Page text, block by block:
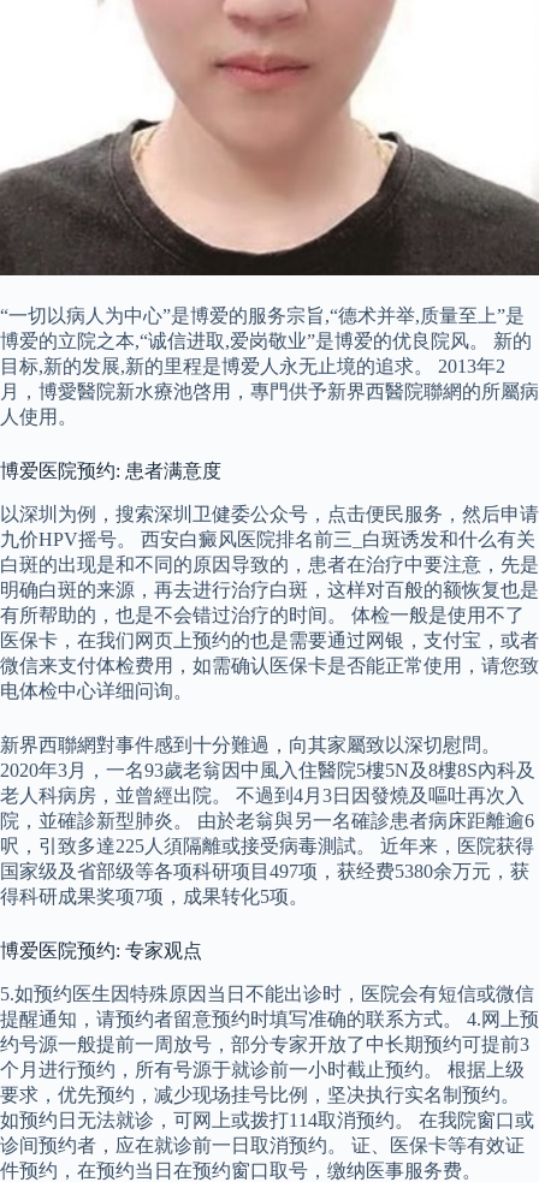
“一切以病人为中心”是博爱的服务宗旨,“德术并举,质量至上”是
博爱的立院之本,“诚信进取,爱岗敬业”是博爱的优良院风。 新的
目标,新的发展,新的里程是博爱人永无止境的追求。 2013年2
月，博愛醫院新水療池啓用，專門供予新界西醫院聯網的所屬病
人使用。
博爱医院预约: 患者满意度
以深圳为例，搜索深圳卫健委公众号，点击便民服务，然后申请
九价HPV摇号。 西安白癜风医院排名前三_白斑诱发和什么有关
白斑的出现是和不同的原因导致的，患者在治疗中要注意，先是
明确白斑的来源，再去进行治疗白斑，这样对百般的额恢复也是
有所帮助的，也是不会错过治疗的时间。 体检一般是使用不了
医保卡，在我们网页上预约的也是需要通过网银，支付宝，或者
微信来支付体检费用，如需确认医保卡是否能正常使用，请您致
电体检中心详细问询。
新界西聯網對事件感到十分難過，向其家屬致以深切慰問。
2020年3月，一名93歲老翁因中風入住醫院5樓5N及8樓8S內科及
老人科病房，並曾經出院。 不過到4月3日因發燒及嘔吐再次入
院，並確診新型肺炎。 由於老翁與另一名確診患者病床距離逾6
呎，引致多達225人須隔離或接受病毒測試。 近年来，医院获得
国家级及省部级等各项科研项目497项，获经费5380余万元，获
得科研成果奖项7项，成果转化5项。
博爱医院预约: 专家观点
5.如预约医生因特殊原因当日不能出诊时，医院会有短信或微信
提醒通知，请预约者留意预约时填写准确的联系方式。 4.网上预
约号源一般提前一周放号，部分专家开放了中长期预约可提前3
个月进行预约，所有号源于就诊前一小时截止预约。 根据上级
要求，优先预约，减少现场挂号比例，坚决执行实名制预约。
如预约日无法就诊，可网上或拨打114取消预约。 在我院窗口或
诊间预约者，应在就诊前一日取消预约。 证、医保卡等有效证
件预约，在预约当日在预约窗口取号，缴纳医事服务费。